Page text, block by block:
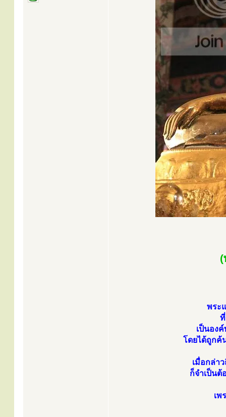
พระ
เป็นอง
โดยได้ถูกค้
เมื่อกล่า
ก็จำเป็นต้
เพ